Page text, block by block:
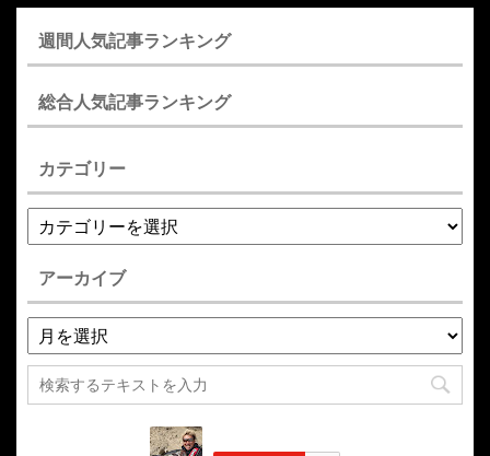
週間人気記事ランキング
総合人気記事ランキング
カテゴリー
アーカイブ